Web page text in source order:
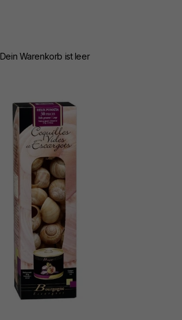
Dein Warenkorb ist leer